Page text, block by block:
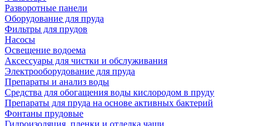
Разворотные панели
Оборудование для пруда
Фильтры для прудов
Насосы
Освещение водоема
Аксессуары для чистки и обслуживания
Электрооборудование для пруда
Препараты и анализ воды
Средства для обогащения воды кислородом в пруду
Препараты для пруда на основе активных бактерий
Фонтаны прудовые
Гидроизоляция, пленки и отделка чаши